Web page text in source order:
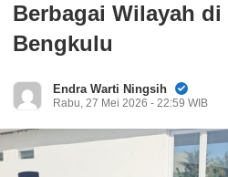
Berbagai Wilayah
Bengkulu
Endra Warti Ningsih
Rabu, 27 Mei 2026 - 22:59 WIB